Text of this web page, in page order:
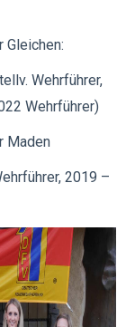
Gleichen:
Wehrführer,
Wehrführer)
Maden
2019 –